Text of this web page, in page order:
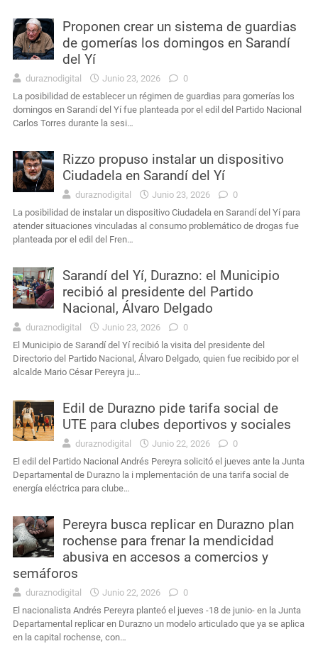
Proponen crear un sistema de guardias
de gomerías los domingos en Sarandí
del Yí
duraznodigital Junio 23, 2026
0
La posibilidad de establecer un régimen de guardias para gomerías los
domingos en Sarandí del Yí fue planteada por el edil del Partido Nacional
Carlos Torres durante la sesi…
Rizzo propuso instalar un dispositivo
Ciudadela en Sarandí del Yí
duraznodigital Junio 23, 2026
0
La posibilidad de instalar un dispositivo Ciudadela en Sarandí del Yí para
atender situaciones vinculadas al consumo problemático de drogas fue
planteada por el edil del Fren…
Sarandí del Yí, Durazno: el Municipio
recibió al presidente del Partido
Nacional, Álvaro Delgado
duraznodigital Junio 23, 2026
0
El Municipio de Sarandí del Yí recibió la visita del presidente del
Directorio del Partido Nacional, Álvaro Delgado, quien fue recibido por el
alcalde Mario César Pereyra ju…
Edil de Durazno pide tarifa social de
UTE para clubes deportivos y sociales
duraznodigital Junio 22, 2026
0
El edil del Partido Nacional Andrés Pereyra solicitó el jueves ante la Junta
Departamental de Durazno la i mplementación de una tarifa social de
energía eléctrica para clube…
Pereyra busca replicar en Durazno plan
rochense para frenar la mendicidad
abusiva en accesos a comercios y
semáforos
duraznodigital Junio 22, 2026
0
El nacionalista Andrés Pereyra planteó el jueves -18 de junio- en la Junta
Departamental replicar en Durazno un modelo articulado que ya se aplica
en la capital rochense, con…